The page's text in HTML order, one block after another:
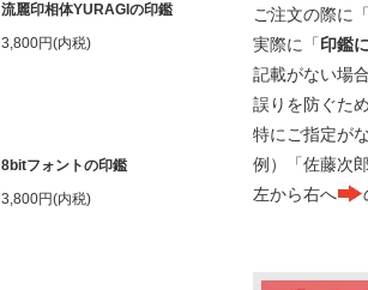
流麗印相体YURAGIの印鑑
3,800円(内税)
8bitフォントの印鑑
3,800円(内税)
ご注文の際に
実際に「印鑑
記載がない場
誤りを防ぐた
特にご指定が
例）「佐藤次
左から右へ